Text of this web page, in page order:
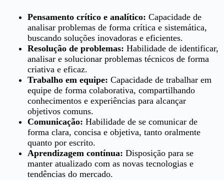
Pensamento crítico e analítico: Capacidade de
analisar problemas de forma crítica e sistemática,
buscando soluções inovadoras e eficientes.
Resolução de problemas: Habilidade de identificar,
analisar e solucionar problemas técnicos de forma
criativa e eficaz.
Trabalho em equipe: Capacidade de trabalhar em
equipe de forma colaborativa, compartilhando
conhecimentos e experiências para alcançar
objetivos comuns.
Comunicação: Habilidade de se comunicar de
forma clara, concisa e objetiva, tanto oralmente
quanto por escrito.
Aprendizagem contínua: Disposição para se
manter atualizado com as novas tecnologias e
tendências do mercado.